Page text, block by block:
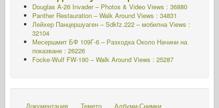
Douglas A-26 Invader – Photos & Video Views : 36880
Panther Restauration – Walk Around Views : 34831
Лейхер Панцершуаген – Sdkfz.222 – мобилна Views :
32104
Месершмит БФ 109Г-6 – Разходка Около Начини на
показване : 26226
Focke-Wulf FW-190 – Walk Around Views : 25287
Документация Темето Албуми-Снимки